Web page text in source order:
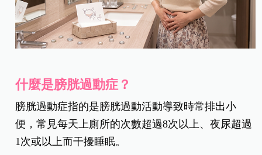
什麼是膀胱過動症？
膀胱過動症指的是膀胱過動活動導致時常排出小
便，常見每天上廁所的次數超過8次以上、夜尿超過
1次或以上而干擾睡眠。